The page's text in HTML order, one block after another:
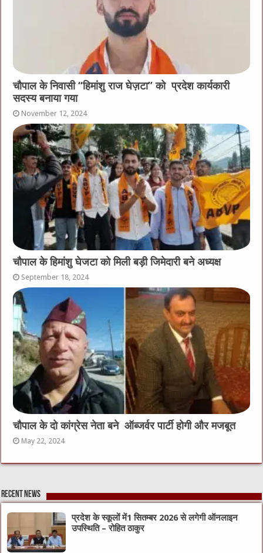
चौपाल के निवासी “हिमांशु राज घेज़टा” को प्रदेश कार्यकारी
सदस्य बनाया गया
November 12, 2024
चौपाल के हिमांशु घेजटा को मिली बड़ी जिमेदारी बने अध्यक्ष
September 18, 2024
चौपाल के दो कांग्रेस नेता बने ऑब्जर्वर पार्टी होगी और मजबूत
May 22, 2024
Recent News
प्रदेश के स्कूलों में1 सितम्बर 2026 से लगेगी ऑनलाइन
उपस्थिति – रोहित ठाकुर